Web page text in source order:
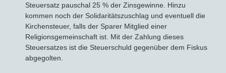
Steuersatz pauschal 25 % der Zinsgewinne. Hinzu
kommen noch der Solidaritätszuschlag und eventuell die
Kirchensteuer, falls der Sparer Mitglied einer
Religionsgemeinschaft ist. Mit der Zahlung dieses
Steuersatzes ist die Steuerschuld gegenüber dem Fiskus
abgegolten.